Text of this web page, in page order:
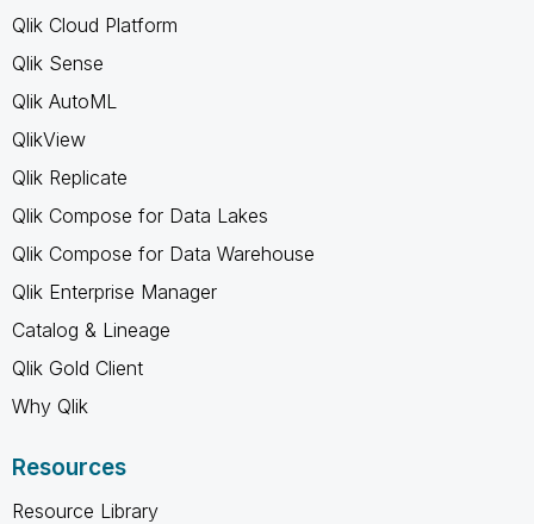
Qlik Cloud Platform
Qlik Sense
Qlik AutoML
QlikView
Qlik Replicate
Qlik Compose for Data Lakes
Qlik Compose for Data Warehouse
Qlik Enterprise Manager
Catalog & Lineage
Qlik Gold Client
Why Qlik
Resources
Resource Library